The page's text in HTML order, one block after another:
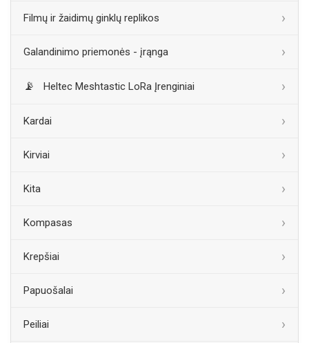
Filmų ir žaidimų ginklų replikos
Galandinimo priemonės - įrąnga
Heltec Meshtastic LoRa Įrenginiai
Kardai
Kirviai
Kita
Kompasas
Krepšiai
Papuošalai
Peiliai